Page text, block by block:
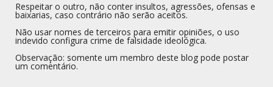
Respeitar o outro, não conter insultos, agressões, ofensas e
baixarias, caso contrário não serão aceitos.
Não usar nomes de terceiros para emitir opiniões, o uso
indevido configura crime de falsidade ideológica.
Observação: somente um membro deste blog pode postar
um comentário.